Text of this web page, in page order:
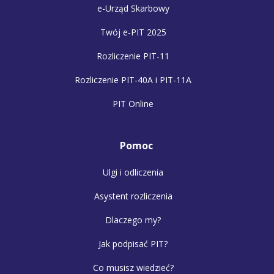
e-Urząd Skarbowy
Twój e-PIT 2025
Rozliczenie PIT-11
Rozliczenie PIT-40A i PIT-11A
PIT Online
Pomoc
Ulgi i odliczenia
Asystent rozliczenia
Dlaczego my?
Jak podpisać PIT?
Co musisz wiedzieć?